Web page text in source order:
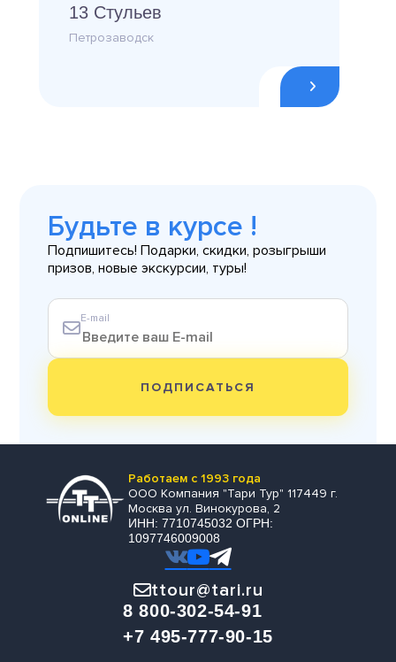
13 Стульев
Петрозаводск
Будьте в курсе !
Подпишитесь! Подарки, скидки, розыгрыши
призов, новые экскурсии, туры!
E-mail
ПОДПИСАТЬСЯ
Работаем с 1993 года
ООО Компания "Тари Тур" 117449 г.
Москва ул. Винокурова, 2
ИНН: 7710745032 ОГРН:
1097746009008
ttour@tari.ru
8 800-302-54-91
+7 495-777-90-15